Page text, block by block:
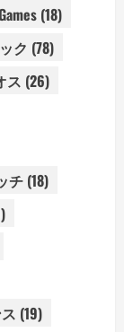
(18)
ク (78)
ス (26)
チ (18)
(19)